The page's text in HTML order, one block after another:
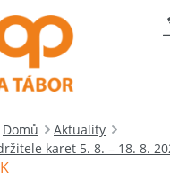
Domů
Aktuality
karet 5. 8. – 18. 8.